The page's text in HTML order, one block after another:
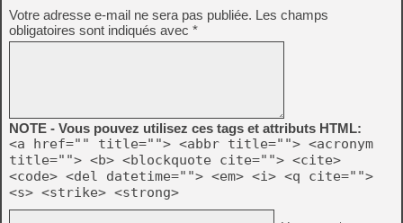
Votre adresse e-mail ne sera pas publiée. Les champs
obligatoires sont indiqués avec *
NOTE - Vous pouvez utilisez ces tags et attributs HTML:
<a href="" title=""> <abbr title=""> <acronym
title=""> <b> <blockquote cite=""> <cite>
<code> <del datetime=""> <em> <i> <q cite="">
<s> <strike> <strong>